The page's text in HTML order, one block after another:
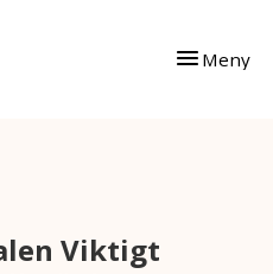
Meny
Viktigt